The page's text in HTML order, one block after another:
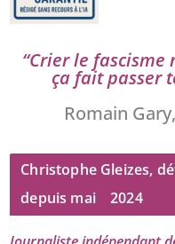
“Crier le fas­cisme
ça fait pas­ser
Romain Gary,
Christophe Gleizes,
depuis mai
2024